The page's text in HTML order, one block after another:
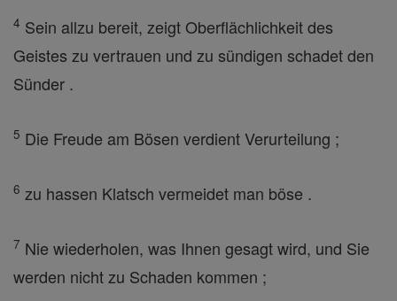
4 Sein allzu bereit, zeigt Oberflächlichkeit des
Geistes zu vertrauen und zu sündigen schadet den
Sünder .
5 Die Freude am Bösen verdient Verurteilung ;
6 zu hassen Klatsch vermeidet man böse .
7 Nie wiederholen, was Ihnen gesagt wird, und Sie
werden nicht zu Schaden kommen ;